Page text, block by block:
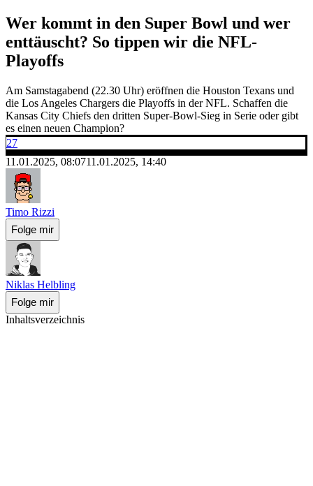
Wer kommt in den Super Bowl und wer
enttäuscht? So tippen wir die NFL-
Playoffs
Am Samstagabend (22.30 Uhr) eröffnen die Houston Texans und
die Los Angeles Chargers die Playoffs in der NFL. Schaffen die
Kansas City Chiefs den dritten Super-Bowl-Sieg in Serie oder gibt
es einen neuen Champion?
27
11.01.2025, 08:0711.01.2025, 14:40
Timo Rizzi
Folge mir
Niklas Helbling
Folge mir
Inhaltsverzeichnis